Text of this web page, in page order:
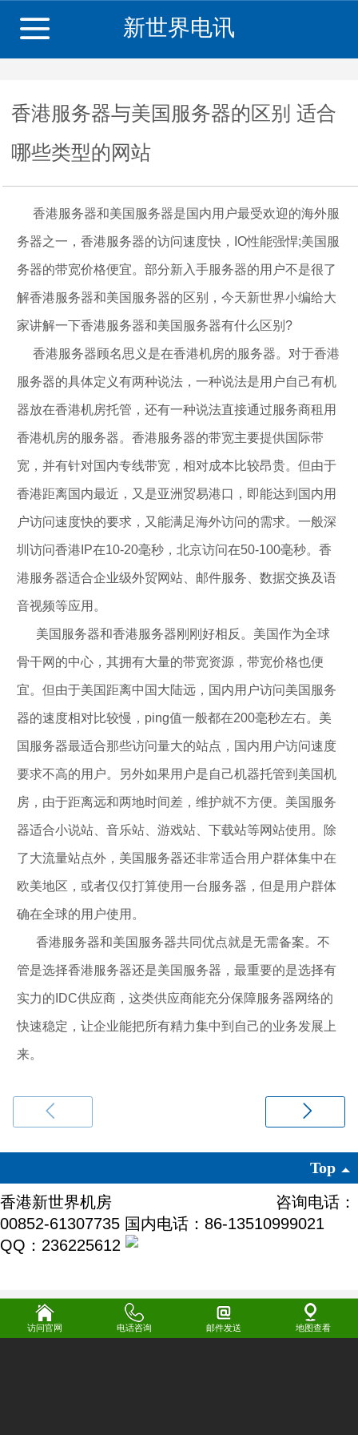
新世界电讯
香港服务器与美国服务器的区别 适合
哪些类型的网站
香港服务器和美国服务器是国内用户最受欢迎的海外服
务器之一，香港服务器的访问速度快，IO性能强悍;美国服
务器的带宽价格便宜。部分新入手服务器的用户不是很了
解香港服务器和美国服务器的区别，今天新世界小编给大
家讲解一下香港服务器和美国服务器有什么区别?
香港服务器顾名思义是在香港机房的服务器。对于香港
服务器的具体定义有两种说法，一种说法是用户自己有机
器放在香港机房托管，还有一种说法直接通过服务商租用
香港机房的服务器。香港服务器的带宽主要提供国际带
宽，并有针对国内专线带宽，相对成本比较昂贵。但由于
香港距离国内最近，又是亚洲贸易港口，即能达到国内用
户访问速度快的要求，又能满足海外访问的需求。一般深
圳访问香港IP在10-20毫秒，北京访问在50-100毫秒。香
港服务器适合企业级外贸网站、邮件服务、数据交换及语
音视频等应用。
美国服务器和香港服务器刚刚好相反。美国作为全球
骨干网的中心，其拥有大量的带宽资源，带宽价格也便
宜。但由于美国距离中国大陆远，国内用户访问美国服务
器的速度相对比较慢，ping值一般都在200毫秒左右。美
国服务器最适合那些访问量大的站点，国内用户访问速度
要求不高的用户。另外如果用户是自己机器托管到美国机
房，由于距离远和两地时间差，维护就不方便。美国服务
器适合小说站、音乐站、游戏站、下载站等网站使用。除
了大流量站点外，美国服务器还非常适合用户群体集中在
欧美地区，或者仅仅打算使用一台服务器，但是用户群体
确在全球的用户使用。
香港服务器和美国服务器共同优点就是无需备案。不
管是选择香港服务器还是美国服务器，最重要的是选择有
实力的IDC供应商，这类供应商能充分保障服务器网络的
快速稳定，让企业能把所有精力集中到自己的业务发展上
来。
Top
香港新世界机房
咨询电话：
00852-61307735 国内电话：86-13510999021
QQ：236225612
访问官网 电话咨询 邮件发送 地图查看